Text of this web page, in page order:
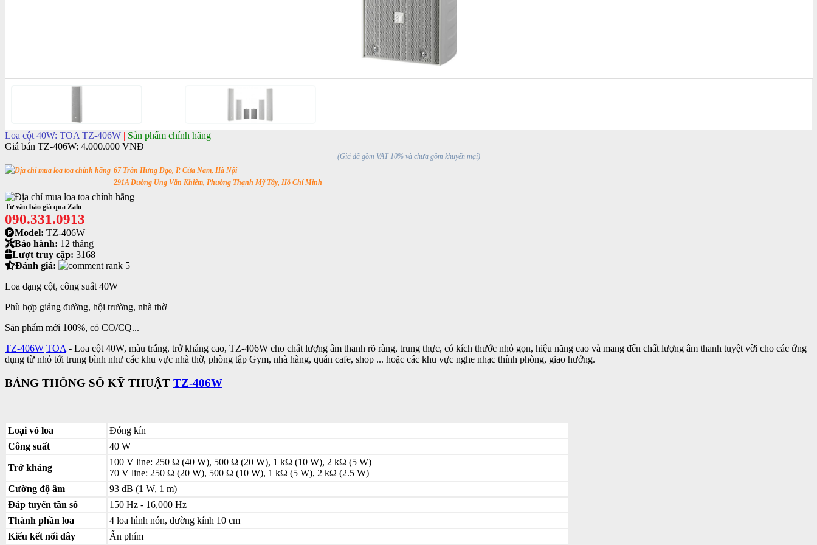
Loa cột 40W: TOA TZ-406W | Sản phẩm chính hãng
Giá bán TZ-406W: 4.000.000 VNĐ
(Giá đã gồm VAT 10% và chưa gồm khuyến mại)
67 Trần Hưng Đạo, P. Cửa Nam, Hà Nội
291A Đường Ung Văn Khiêm, Phường Thạnh Mỹ Tây, Hỗ Chí Minh
Tư vấn báo giá qua Zalo
090.331.0913
Model: TZ-406W
Bảo hành: 12 tháng
Lượt truy cập: 3168
Đánh giá:
Loa dạng cột, công suất 40W
Phù hợp giảng đường, hội trường, nhà thờ
Sản phẩm mới 100%, có CO/CQ...
TZ-406W TOA - Loa cột 40W, màu trắng, trở kháng cao, TZ-406W cho chất lượng âm thanh rõ ràng, trung thực, có kích thước nhỏ gọn, hiệu năng cao và mang đến chất lượng âm thanh tuyệt vời cho các ứng
dụng từ nhỏ tới trung bình như các khu vực nhà thờ, phòng tập Gym, nhà hàng, quán cafe, shop ... hoặc các khu vực nghe nhạc thính phòng, giao hưởng.
BẢNG THÔNG SỐ KỸ THUẬT TZ-406W
Loại vỏ loa
Đóng kín
Công suất
40 W
Trở kháng
100 V line: 250 Ω (40 W), 500 Ω (20 W), 1 kΩ (10 W), 2 kΩ (5 W)
70 V line: 250 Ω (20 W), 500 Ω (10 W), 1 kΩ (5 W), 2 kΩ (2.5 W)
Cường độ âm
93 dB (1 W, 1 m)
Đáp tuyến tần số
150 Hz - 16,000 Hz
Thành phần loa
4 loa hình nón, đường kính 10 cm
Kiểu kết nối dây
Ấn phím